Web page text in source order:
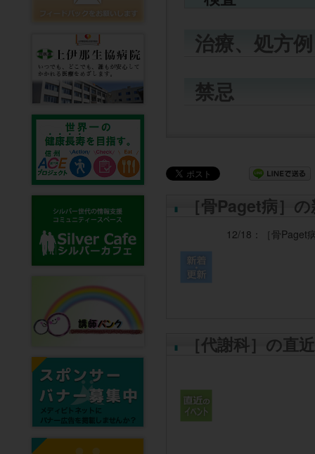
治療、処方例
禁忌
［骨Paget病］
12/18： ［骨Paget
［代謝科］の直